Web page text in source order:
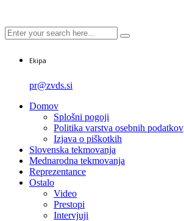
Ekipa
pr@zvds.si
Domov
Splošni pogoji
Politika varstva osebnih podatkov
Izjava o piškotkih
Slovenska tekmovanja
Mednarodna tekmovanja
Reprezentance
Ostalo
Video
Prestopi
Intervjuji